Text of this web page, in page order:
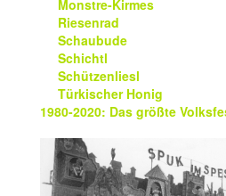
Monstre-Kirmes
Riesenrad
Schaubude
Schichtl
Schützenliesl
Türkischer Honig
1980-2020: Das größte